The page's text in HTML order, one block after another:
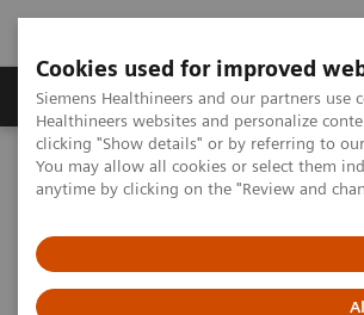
Cookies used for improved
Siemens Healthineers and our partners
Healthineers websites and personalize
clicking "Show details" or by referring to our
You may allow all cookies or select them
anytime by clicking on the "Review and
Produkter og løsninger
Hjem
Produkter og løsninger innen
Magnetic Resonance Imaging
Get a